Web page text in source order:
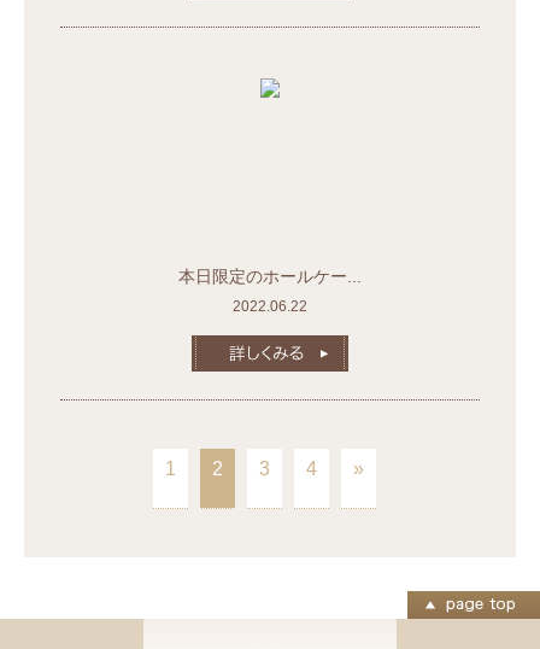
本日限定のホールケー...
2022.06.22
1 2 3 4 »